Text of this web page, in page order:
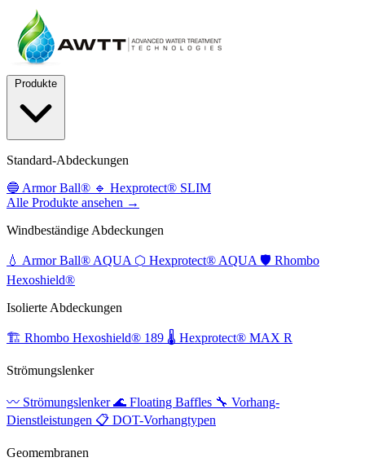
Standard-Abdeckungen
🔵 Armor Ball® 🔹 Hexprotect® SLIM
Alle Produkte ansehen →
Windbeständige Abdeckungen
💧 Armor Ball® AQUA ⬡ Hexprotect® AQUA 🛡️ Rhombo
Hexoshield®
Isolierte Abdeckungen
🏗️ Rhombo Hexoshield® 189 🌡️ Hexprotect® MAX R
Strömungslenker
〰️ Strömungslenker🌊 Floating Baffles 🔧 Vorhang-
Dienstleistungen 📋 DOT-Vorhangtypen
Geomembranen